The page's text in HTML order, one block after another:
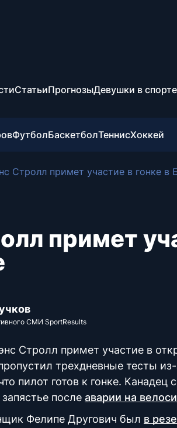
СтатьиПрогнозыДевушки в спорте
ФутболБаскетболТеннисХоккей
Стролл примет участие в гонке в
примет
СМИ SportResults
Стролл примет участие в
трехдневные тесты
пилот готов к гонке. Канадец
после аварии на
Фелипе Другович был в